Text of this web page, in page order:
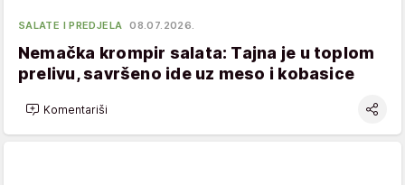
SALATE I PREDJELA 08.07.2026.
Nemačka krompir salata: Tajna je u toplom
prelivu, savršeno ide uz meso i kobasice
Komentariši